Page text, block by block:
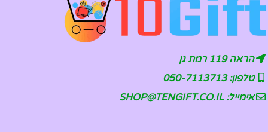
הראה 119 רמת גן
טלפון: 050-7113713
אימייל: SHOP@TENGIFT.CO.IL